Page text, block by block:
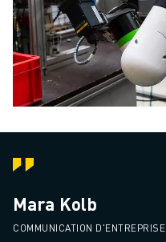
Mara Kolb
COMMUNICATION D'ENTREPRISE